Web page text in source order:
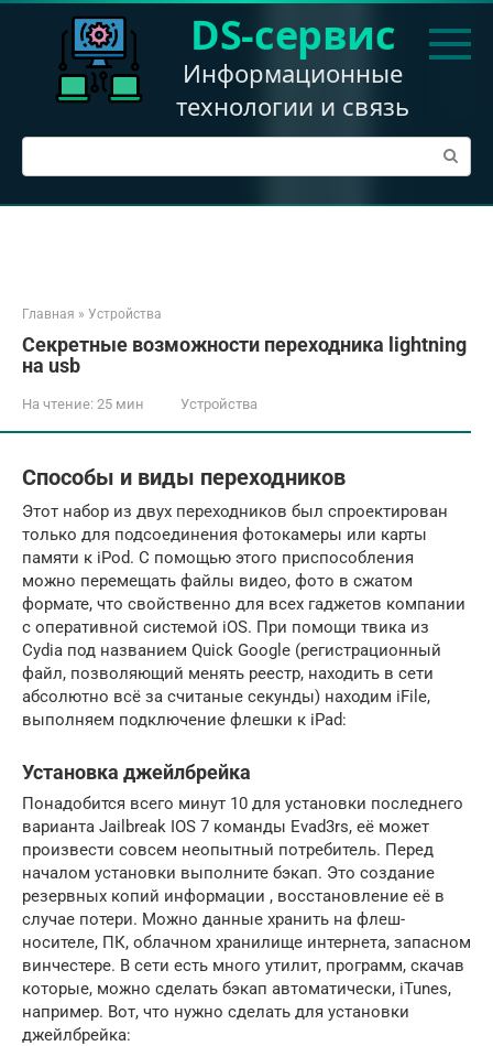
Перейти
DS-сервис
Информационные
технологии и связь
Поиск:
Главная » Устройства
Секретные возможности переходника lightning
на usb
На чтение: 25 мин Устройства
Способы и виды переходников
Этот набор из двух переходников был спроектирован
только для подсоединения фотокамеры или карты
памяти к iPod. С помощью этого приспособления
можно перемещать файлы видео, фото в сжатом
формате, что свойственно для всех гаджетов компании
с оперативной системой iOS. При помощи твика из
Cydia под названием Quick Google (регистрационный
файл, позволяющий менять реестр, находить в сети
абсолютно всё за считаные секунды) находим iFile,
выполняем подключение флешки к iPad:
Установка джейлбрейка
Понадобится всего минут 10 для установки последнего
варианта Jailbreak IOS 7 команды Evad3rs, её может
произвести совсем неопытный потребитель. Перед
началом установки выполните бэкап. Это создание
резервных копий информации , восстановление её в
случае потери. Можно данные хранить на флеш-
носителе, ПК, облачном хранилище интернета, запасном
винчестере. В сети есть много утилит, программ, скачав
которые, можно сделать бэкап автоматически, iTunes,
например. Вот, что нужно сделать для установки
джейлбрейка: